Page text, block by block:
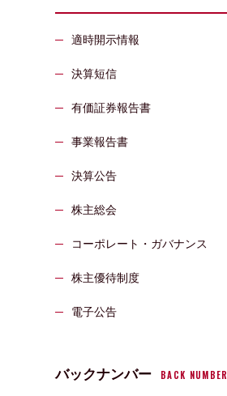
適時開示情報
決算短信
有価証券報告書
事業報告書
決算公告
株主総会
コーポレート・ガバナンス
株主優待制度
電子公告
バックナンバー BACK NUMBER